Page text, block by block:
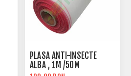
PLASA ANTI-INSECTE
ALBA , 1M /50M